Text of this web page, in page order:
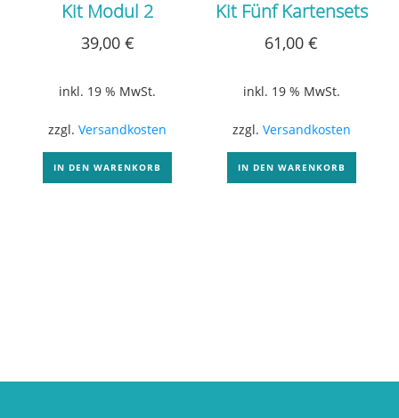
Kit Modul 2
39,00 €
inkl. 19 % MwSt.
zzgl.Versandkosten
IN DEN WARENKORB
Kit Fünf Kartensets
61,00€
inkl. 19 % MwSt.
zzgl. Versandkosten
IN DEN WARENKORB